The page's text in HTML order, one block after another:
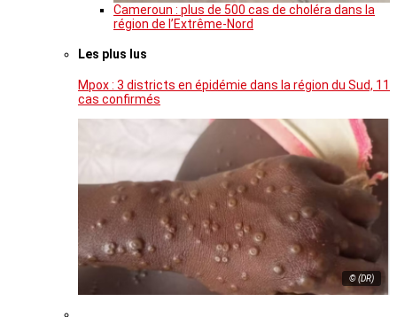
Cameroun : plus de 500 cas de choléra dans la
région de l’Extrême-Nord
Les plus lus
Mpox : 3 districts en épidémie dans la région du Sud, 11
cas confirmés
© (DR)